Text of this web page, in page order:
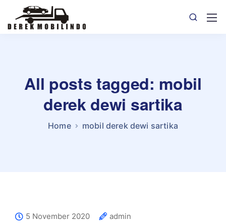
All posts tagged: mobil
derek dewi sartika
Home mobil derek dewi sartika
5 November 2020
admin